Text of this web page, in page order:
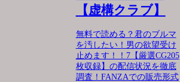
【虚構クラブ】
無料で読める？君のブルマ
を汚したい！男の欲望受け
止めます！！7【厳選CG205
枚収録】の配信状況を徹底
調査！FANZAでの販売形式